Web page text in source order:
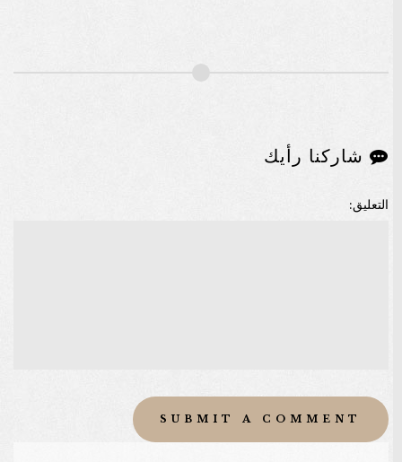
شاركنا رأيك
التعليق: